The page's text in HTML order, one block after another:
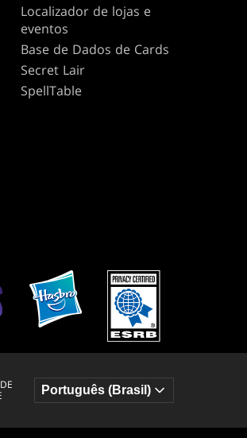
Localizador de lojas e
eventos
Base de Dados de Cards
Secret Lair
SpellTable